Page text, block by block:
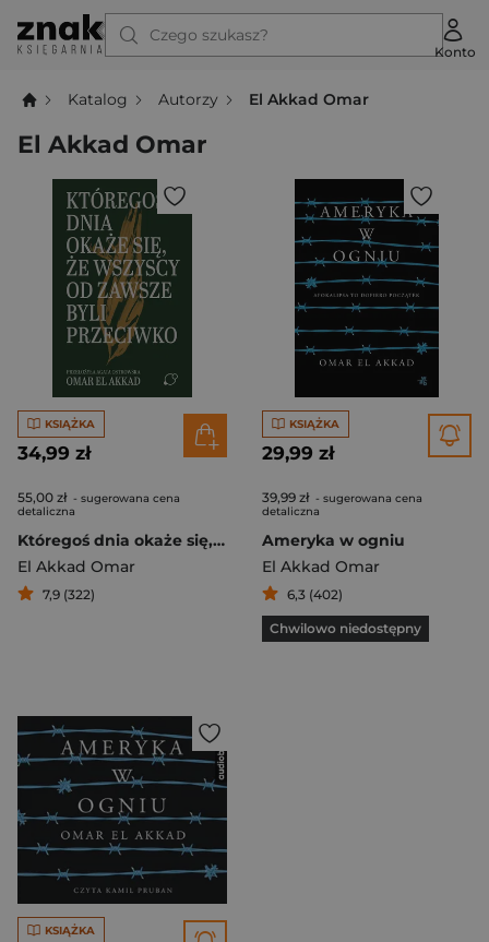
Czego szukasz?
Konto
Katalog Autorzy El Akkad Omar
El Akkad Omar
KSIĄŻKA
34,99 zł
55,00 zł - sugerowana cena
detaliczna
Któregoś dnia okaże się, że wszyscy od zawsze byli przeciwko
El Akkad Omar
7,9 (322)
KSIĄŻKA
29,99 zł
39,99 zł - sugerowana cena
detaliczna
Ameryka w ogniu
El Akkad Omar
6,3 (402)
Chwilowo niedostępny
KSIĄŻKA